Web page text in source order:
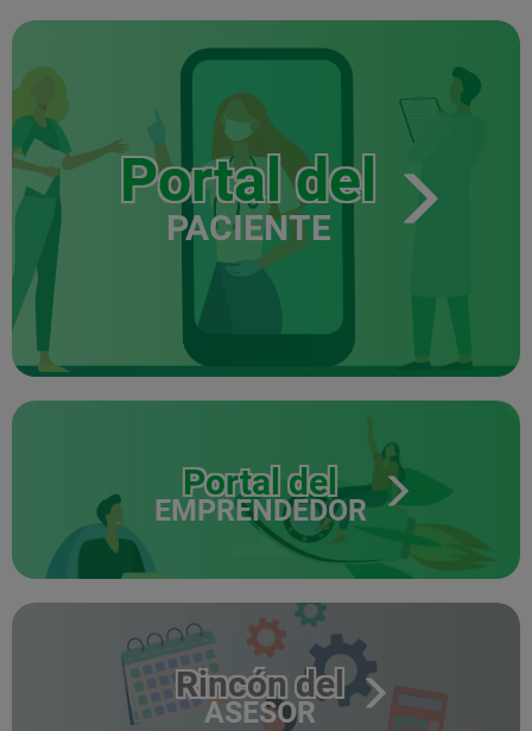
Portal del
PACIENTE
Portal del
EMPRENDEDOR
Rincón del
ASESOR